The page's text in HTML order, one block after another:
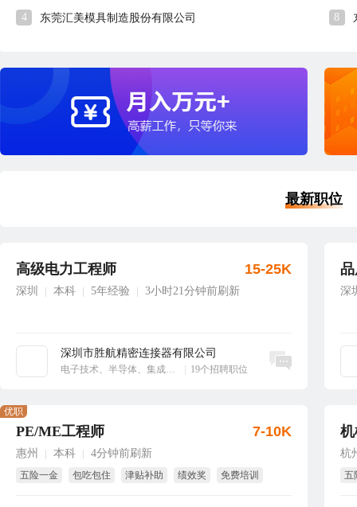
4 东莞汇美模具制造股份有限公司 8
最新职位
高级电力工程师
深圳 本科 5年经验 3小时21分钟前刷新
深圳市胜航精密连接器有限公司
电子技术、半导体、集成电路 19个招聘职位
15-25K
立即沟通
深
PE/ME工程师
惠州 本科 4分钟前刷新
五险一金 包吃包住 津贴补助 绩效奖
免费培训
优职
7-10K
杭
五